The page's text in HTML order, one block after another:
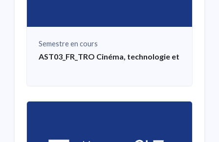
Semestre en cours
AST03_FR_TRO Cinéma, technologie et création